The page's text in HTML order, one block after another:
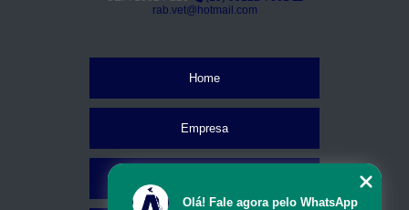
rab.vet@hotmail.com
Home
Empresa
Olá! Fale agora pelo WhatsApp